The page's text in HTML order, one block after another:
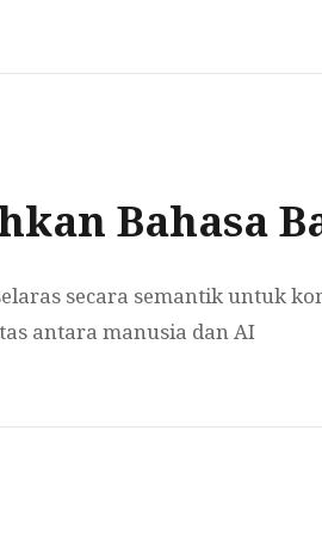
Bahasa
secara semantik untuk
antara manusia dan AI